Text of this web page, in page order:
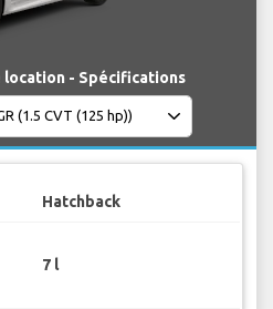
location - Spécifications
Hatchback
7 l